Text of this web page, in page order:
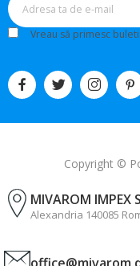
Vreau să primesc
Copyright ©
MIVAROM IMPEX
Alexandria 140085